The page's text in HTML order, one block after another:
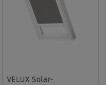
VELUX Solar-